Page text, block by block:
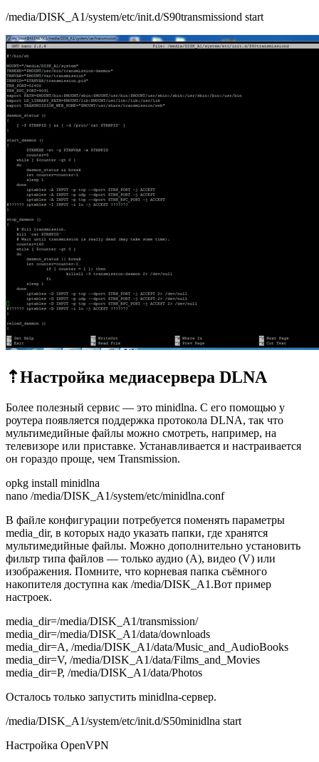
/media/DISK_A1/system/etc/init.d/S90transmissiond start
⇡Настройка медиасервера DLNA
Более полезный сервис — это minidlna. С его помощью у
роутера появляется поддержка протокола DLNA, так что
мультимедийные файлы можно смотреть, например, на
телевизоре или приставке. Устанавливается и настраивается
он гораздо проще, чем Transmission.
opkg install minidlna
nano /media/DISK_A1/system/etc/minidlna.conf
В файле конфигурации потребуется поменять параметры
media_dir, в которых надо указать папки, где хранятся
мультимедийные файлы. Можно дополнительно установить
фильтр типа файлов — только аудио (A), видео (V) или
изображения. Помните, что корневая папка съёмного
накопителя доступна как /media/DISK_A1.Вот пример
настроек.
media_dir=/media/DISK_A1/transmission/
media_dir=/media/DISK_A1/data/downloads
media_dir=A, /media/DISK_A1/data/Music_and_AudioBooks
media_dir=V, /media/DISK_A1/data/Films_and_Movies
media_dir=P, /media/DISK_A1/data/Photos
Осталось только запустить minidlna-сервер.
/media/DISK_A1/system/etc/init.d/S50minidlna start
Настройка OpenVPN